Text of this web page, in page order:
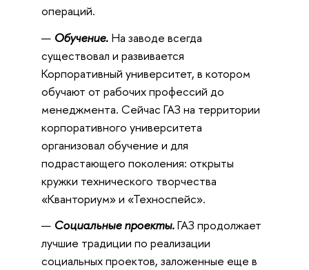
операций.
Обучение. На заводе всегда
существовал и развивается
Корпоративный университет, в котором
обучают от рабочих профессий до
менеджмента. Сейчас ГАЗ на территории
корпоративного университета
организовал обучение и для
подрастающего поколения: открыты
кружки технического творчества
«Кванториум» и «Техноспейс».
Социальные проекты.ГАЗ продолжает
лучшие традиции по реализации
социальных проектов, заложенные еще в